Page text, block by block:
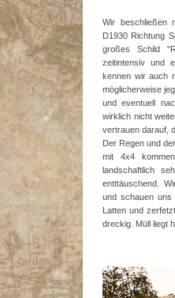
Wir beschließen
D1930 Richtung
großes Schild
zeitintensiv und
kennen wir auch
möglicherweise
und eventuell
wirklich nicht
vertrauen darauf,
Der Regen und
mit 4x4
landschaftlich
entttäuschend.
und schauen
Latten und
dreckig. Müll liegt